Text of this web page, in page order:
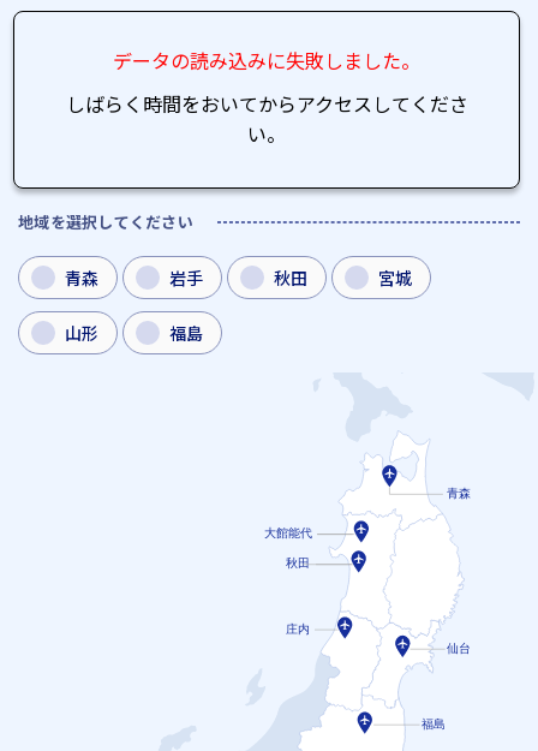
データの読み込みに失敗しました。
しばらく時間をおいてからアクセスしてくださ
い。
地域を選択してください
青森 岩手 秋田 宮城
山形 福島
青森
大館能代
秋田
庄内
仙台
福島